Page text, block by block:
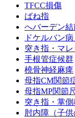
TFCC損傷
ばね指
へバーデン結
ドケルバン
突き指・マ
手根管症候群
橈骨神経麻痺
母指CM関節
母指MP関節
突き指・掌
肘内障（子供